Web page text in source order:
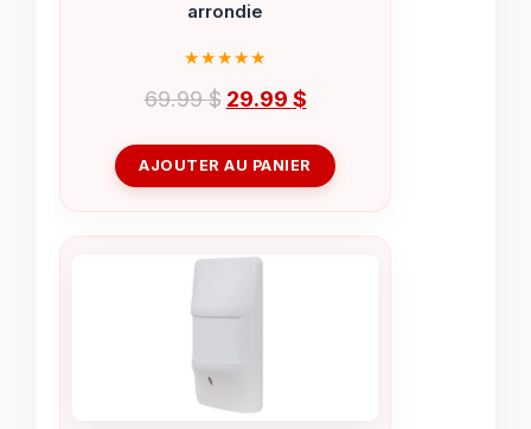
arrondie
69.99$ Le
initial
69.99 $.
29.99 $Le
actuel
29.99 $.
AJOUTER AU PANIER